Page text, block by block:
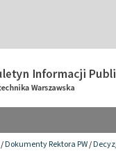
/Dokumenty Rektora PW/